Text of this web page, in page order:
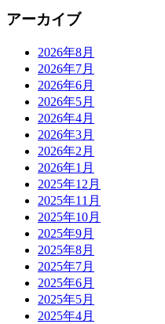
アーカイブ
2026年8月
2026年7月
2026年6月
2026年5月
2026年4月
2026年3月
2026年2月
2026年1月
2025年12月
2025年11月
2025年10月
2025年9月
2025年8月
2025年7月
2025年6月
2025年5月
2025年4月